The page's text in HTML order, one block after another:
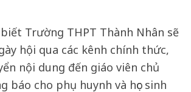
Trường THPT Thành Nhân sẽ
hội qua các kênh chính thức,
nội dung đến giáo viên chủ
báo cho phụ huynh và học sinh